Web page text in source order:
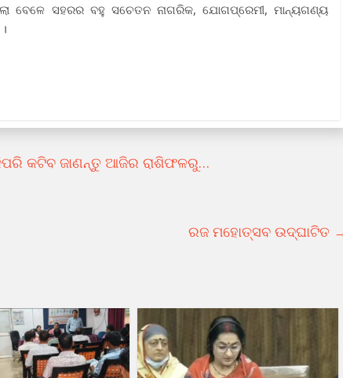
ବେଳେ ସହରର ବହୁ ସଚେତନ ନାଗରିକ, ଯୋଗପ୍ରେମୀ, ମାନ୍ୟଗଣ୍ୟ
କଟିବ ଜାଣନ୍ତୁ ଆଜିର ରାଶିଫଳରୁ…
ରଜ ମହୋତ୍ସବ ଉଦ୍‌ଘାଟିତ